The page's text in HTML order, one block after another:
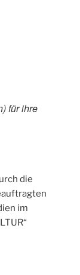
für ihre
die
im